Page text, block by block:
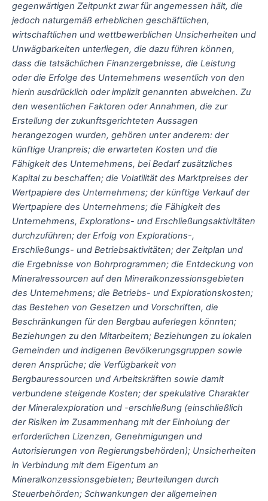
gegenwärtigen Zeitpunkt zwar für angemessen hält, die
jedoch naturgemäß erheblichen geschäftlichen,
wirtschaftlichen und wettbewerblichen Unsicherheiten und
Unwägbarkeiten unterliegen, die dazu führen können,
dass die tatsächlichen Finanzergebnisse, die Leistung
oder die Erfolge des Unternehmens wesentlich von den
hierin ausdrücklich oder implizit genannten abweichen. Zu
den wesentlichen Faktoren oder Annahmen, die zur
Erstellung der zukunftsgerichteten Aussagen
herangezogen wurden, gehören unter anderem: der
künftige Uranpreis; die erwarteten Kosten und die
Fähigkeit des Unternehmens, bei Bedarf zusätzliches
Kapital zu beschaffen; die Volatilität des Marktpreises der
Wertpapiere des Unternehmens; der künftige Verkauf der
Wertpapiere des Unternehmens; die Fähigkeit des
Unternehmens, Explorations- und Erschließungsaktivitäten
durchzuführen; der Erfolg von Explorations-,
Erschließungs- und Betriebsaktivitäten; der Zeitplan und
die Ergebnisse von Bohrprogrammen; die Entdeckung von
Mineralressourcen auf den Mineralkonzessionsgebieten
des Unternehmens; die Betriebs- und Explorationskosten;
das Bestehen von Gesetzen und Vorschriften, die
Beschränkungen für den Bergbau auferlegen könnten;
Beziehungen zu den Mitarbeitern; Beziehungen zu lokalen
Gemeinden und indigenen Bevölkerungsgruppen sowie
deren Ansprüche; die Verfügbarkeit von
Bergbauressourcen und Arbeitskräften sowie damit
verbundene steigende Kosten; der spekulative Charakter
der Mineralexploration und -erschließung (einschließlich
der Risiken im Zusammenhang mit der Einholung der
erforderlichen Lizenzen, Genehmigungen und
Autorisierungen von Regierungsbehörden); Unsicherheiten
in Verbindung mit dem Eigentum an
Mineralkonzessionsgebieten; Beurteilungen durch
Steuerbehörden; Schwankungen der allgemeinen